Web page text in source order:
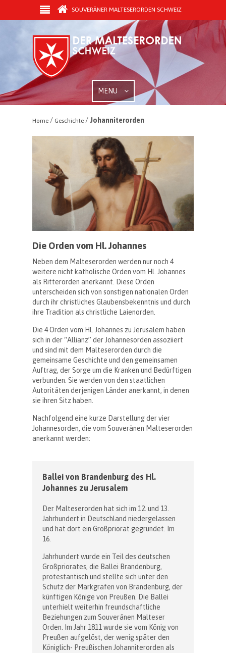
SOUVERÄNER MALTESERORDEN SCHWEIZ
MENU
Home / Geschichte /Johanniterorden
Die Orden vom Hl. Johannes
Neben dem Malteserorden werden nur noch 4
weitere nicht katholische Orden vom Hl. Johannes
als Ritterorden anerkannt. Diese Orden
unterscheiden sich von sonstigen nationalen Orden
durch ihr christliches Glaubensbekenntnis und durch
ihre Tradition als christliche Laienorden.
Die 4 Orden vom Hl. Johannes zu Jerusalem haben
sich in der “Allianz” der Johannesorden assoziiert
und sind mit dem Malteserorden durch die
gemeinsame Geschichte und den gemeinsamen
Auftrag, der Sorge um die Kranken und Bedürftigen
verbunden. Sie werden von den staatlichen
Autoritäten derjenigen Länder anerkannt, in denen
sie ihren Sitz haben.
Nachfolgend eine kurze Darstellung der vier
Johannesorden, die vom Souveränen Malteserorden
anerkannt werden:
Ballei von Brandenburg des Hl.
Johannes zu Jerusalem
Der Malteserorden hat sich im 12. und 13.
Jahrhundert in Deutschland niedergelassen
und hat dort ein Großpriorat gegründet. Im
16.
Jahrhundert wurde ein Teil des deutschen
Großpriorates, die Ballei Brandenburg,
protestantisch und stellte sich unter den
Schutz der Markgrafen von Brandenburg, der
künftigen Könige von Preußen. Die Ballei
unterhielt weiterhin freundschaftliche
Beziehungen zum Souveränen Malteser
Orden. Im Jahr 1811 wurde sie vom König von
Preußen aufgelöst, der wenig später den
Königlich- Preußischen Johanniterorden als